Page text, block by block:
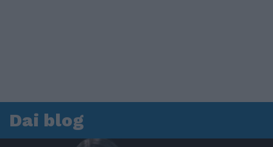
Dai blog